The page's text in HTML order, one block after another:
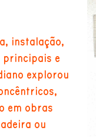
instalação,
principais e
explorou
em obras
ou